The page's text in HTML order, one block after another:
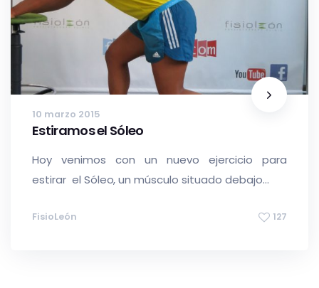
10 marzo 2015
Estiramos el Sóleo
Hoy venimos con un nuevo ejercicio para
estirar el Sóleo, un músculo situado debajo...
FisioLeón 127